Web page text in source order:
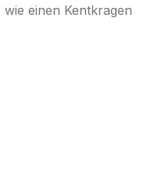
einen Kentkragen